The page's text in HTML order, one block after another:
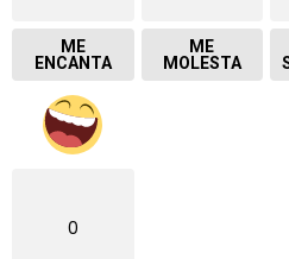
ME
ENCANTA
ME
MOLESTA
0